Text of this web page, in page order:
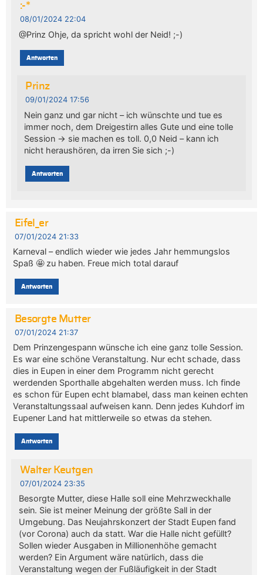
:-*
08/01/2024 22:04
@Prinz Ohje, da spricht wohl der Neid! ;-)
Antworten
Prinz
09/01/2024 17:56
Nein ganz und gar nicht – ich wünschte und tue es
immer noch, dem Dreigestirn alles Gute und eine tolle
Session -> sie machen es toll. 0,0 Neid – kann ich
nicht heraushören, da irren Sie sich ;-)
Antworten
Eifel_er
07/01/2024 21:33
Karneval – endlich wieder wie jedes Jahr hemmungslos
Spaß 🤩 zu haben. Freue mich total darauf
Antworten
Besorgte Mutter
07/01/2024 21:37
Dem Prinzengespann wünsche ich eine ganz tolle Session.
Es war eine schöne Veranstaltung. Nur echt schade, dass
dies in Eupen in einer dem Programm nicht gerecht
werdenden Sporthalle abgehalten werden muss. Ich finde
es schon für Eupen echt blamabel, dass man keinen echten
Veranstaltungssaal aufweisen kann. Denn jedes Kuhdorf im
Eupener Land hat mittlerweile so etwas da stehen.
Antworten
Walter Keutgen
07/01/2024 23:35
Besorgte Mutter, diese Halle soll eine Mehrzweckhalle
sein. Sie ist meiner Meinung der größte Sall in der
Umgebung. Das Neujahrskonzert der Stadt Eupen fand
(vor Corona) auch da statt. War die Halle nicht gefüllt?
Sollen wieder Ausgaben in Millionenhöhe gemacht
werden? Ein Argument wäre natürlich, dass die
Veranstaltung wegen der Fußläufigkeit in der Stadt